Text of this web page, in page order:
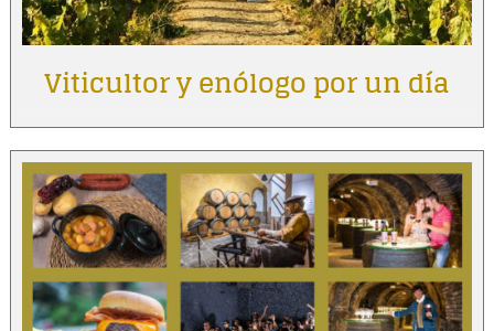
Viticultor y enólogo por un día